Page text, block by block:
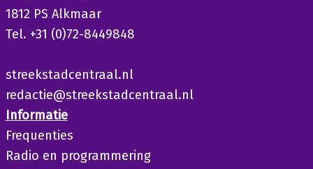
1812 PS Alkmaar
Tel. +31 (0)72-8449848
streekstadcentraal.nl
redactie@streekstadcentraal.nl
Informatie
Frequenties
Radio en programmering